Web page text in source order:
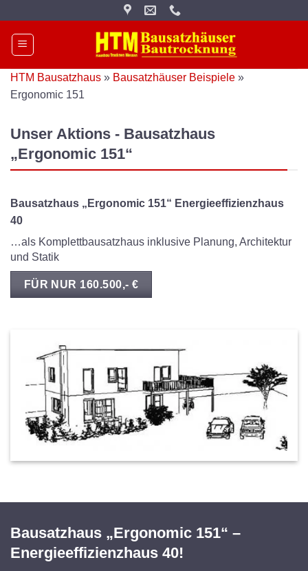
springen
HTM Bausatzhaus » Bausatzhäuser Beispiele »
Ergonomic 151
Unser Aktions - Bausatzhaus
„Ergonomic 151“
Bausatzhaus „Ergonomic 151“ Energieeffizienzhaus
40
…als Komplettbausatzhaus inklusive Planung, Architektur
und Statik
FÜR NUR 160.500,- €
Bausatzhaus „Ergonomic 151“
Bausatzhaus „Ergonomic 151“ –
Energieeffizienzhaus 40!